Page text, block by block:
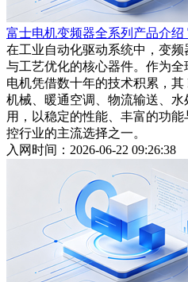
富士电机变频器全系列产品介
在工业自动化驱动系统中，变
与工艺优化的核心器件。作为
电机凭借数十年的技术积累，其
机械、暖通空调、物流输送、
用，以稳定的性能、丰富的功
控行业的主流选择之一。
入网时间：2026-06-22 09:26:38